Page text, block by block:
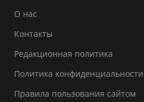
О нас
Контакты
Редакционная политика
Политика конфиденциальности
Правила пользования сайтом